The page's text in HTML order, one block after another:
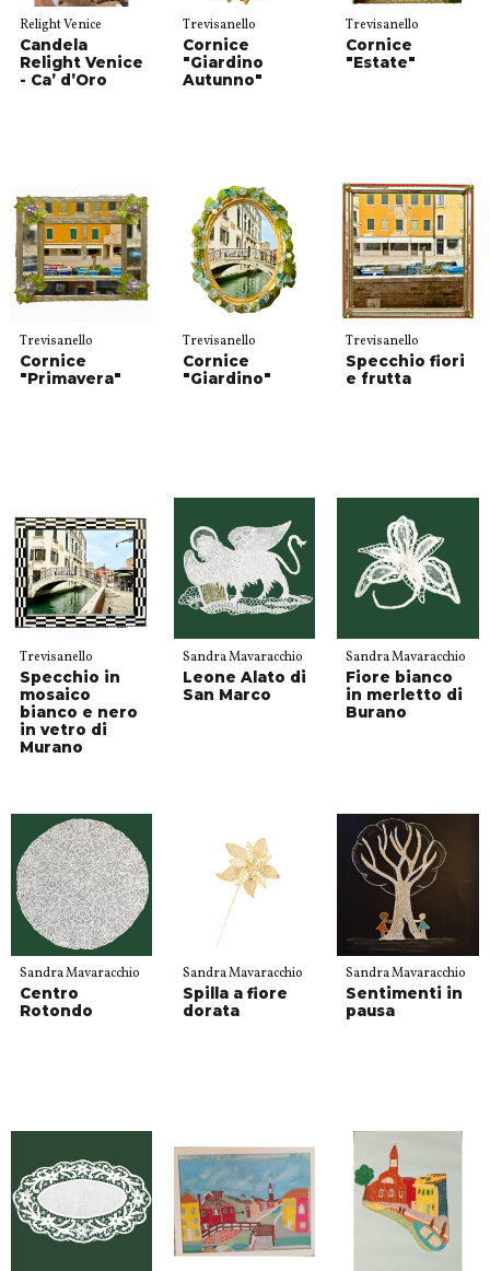
Relight Venice
Candela
Relight Venice
- Ca’ d’Oro
Trevisanello
Cornice
"Giardino
Autunno"
Trevisanello
Cornice
"Estate"
Trevisanello
Cornice
"Primavera"
Trevisanello
Cornice
"Giardino"
Trevisanello
Specchio fiori
e frutta
Trevisanello
Specchio in
mosaico
bianco e nero
in vetro di
Murano
Sandra Mavaracchio
Leone Alato di
San Marco
Sandra Mavaracchio
Fiore bianco
in merletto di
Burano
Sandra Mavaracchio
Centro
Rotondo
Sandra Mavaracchio
Spilla a fiore
dorata
Sandra Mavaracchio
Sentimenti in
pausa